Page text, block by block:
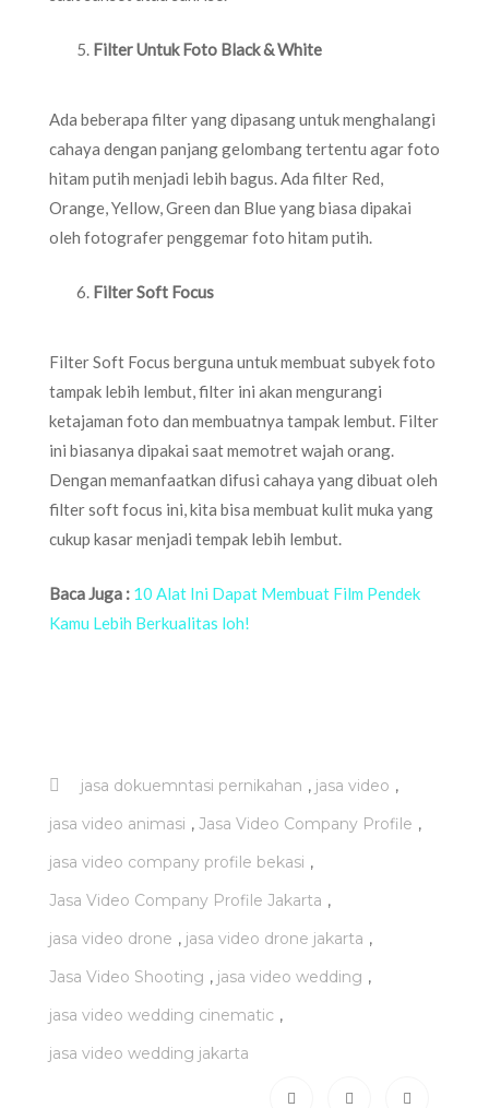
Filter Untuk Foto Black & White
Ada beberapa filter yang dipasang untuk menghalangi
cahaya dengan panjang gelombang tertentu agar foto
hitam putih menjadi lebih bagus. Ada filter Red,
Orange, Yellow, Green dan Blue yang biasa dipakai
oleh fotografer penggemar foto hitam putih.
Filter Soft Focus
Filter Soft Focus berguna untuk membuat subyek foto
tampak lebih lembut, filter ini akan mengurangi
ketajaman foto dan membuatnya tampak lembut. Filter
ini biasanya dipakai saat memotret wajah orang.
Dengan memanfaatkan difusi cahaya yang dibuat oleh
filter soft focus ini, kita bisa membuat kulit muka yang
cukup kasar menjadi tempak lebih lembut.
Baca Juga : 10 Alat Ini Dapat Membuat Film Pendek
Kamu Lebih Berkualitas loh!
jasa dokuemntasi pernikahan , jasa video ,
jasa video animasi , Jasa Video Company Profile ,
jasa video company profile bekasi ,
Jasa Video Company Profile Jakarta ,
jasa video drone , jasa video drone jakarta ,
Jasa Video Shooting , jasa video wedding ,
jasa video wedding cinematic ,
jasa video wedding jakarta